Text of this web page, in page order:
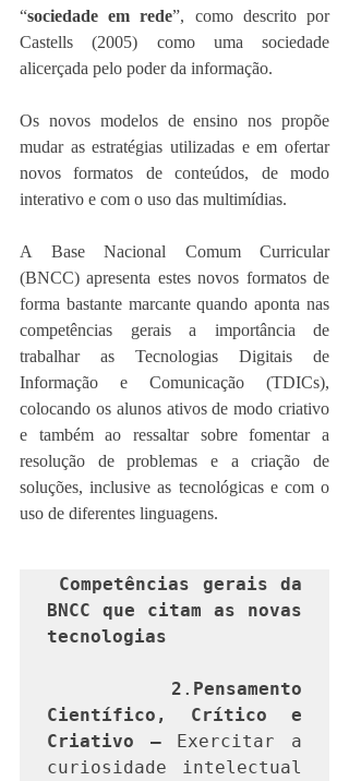
“sociedade em rede”, como descrito por
Castells (2005) como uma sociedade
alicerçada pelo poder da informação.
Os novos modelos de ensino nos propõe
mudar as estratégias utilizadas e em ofertar
novos formatos de conteúdos, de modo
interativo e com o uso das multimídias.
A Base Nacional Comum Curricular
(BNCC) apresenta estes novos formatos de
forma bastante marcante quando aponta nas
competências gerais a importância de
trabalhar as Tecnologias Digitais de
Informação e Comunicação (TDICs),
colocando os alunos ativos de modo criativo
e também ao ressaltar sobre fomentar a
resolução de problemas e a criação de
soluções, inclusive as tecnológicas e com o
uso de diferentes linguagens.
Competências gerais da
BNCC que citam as novas
tecnologias
2 . Pensamento
Científico, Crítico e
Criativo — Exercitar a
curiosidade intelectual